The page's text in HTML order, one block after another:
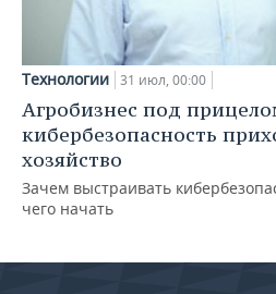
Технологии 31 июл, 00:00
Агробизнес под
кибербезопасность
хозяйство
Зачем выстраивать
чего начать